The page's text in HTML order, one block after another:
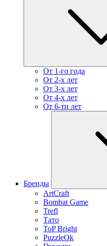
От 1-го года
От 2-х лет
От 3-х лет
От 4-х лет
От 6-ти лет
Бренды
ArtCraft
Bombat Game
Trefl
Тато
ToP Bright
PuzzleOk